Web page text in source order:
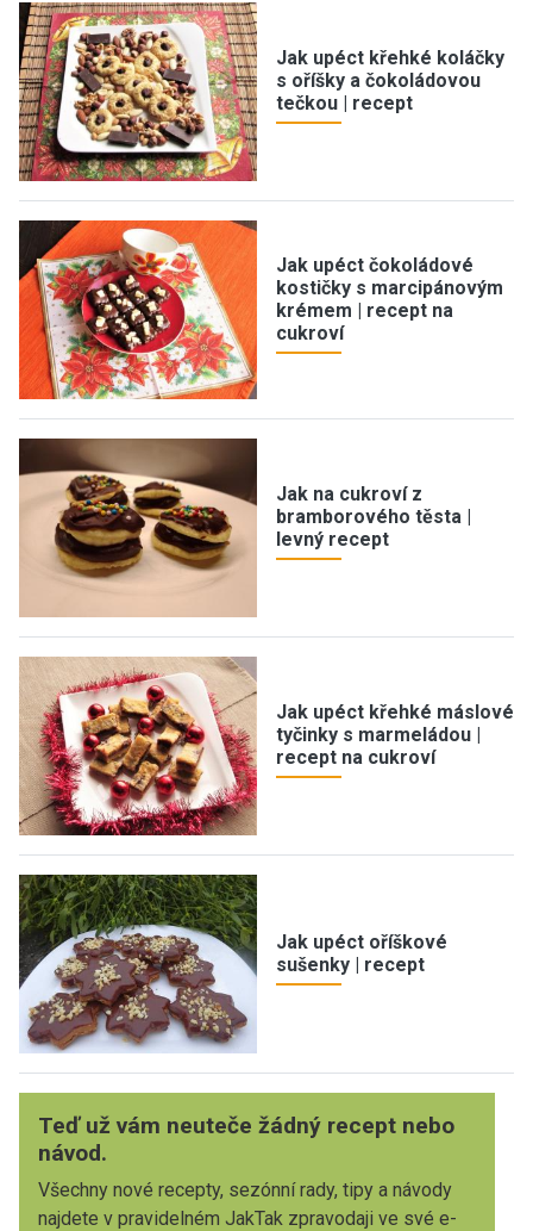
Jak upéct křehké koláčky
s oříšky a čokoládovou
tečkou | recept
Jak upéct čokoládové
kostičky s marcipánovým
krémem | recept na
cukroví
Jak na cukroví z
bramborového těsta |
levný recept
Jak upéct křehké máslové
tyčinky s marmeládou |
recept na cukroví
Jak upéct oříškové
sušenky | recept
Teď už vám neuteče žádný recept nebo
návod.
Všechny nové recepty, sezónní rady, tipy a návody
najdete v pravidelném JakTak zpravodaji ve své e-